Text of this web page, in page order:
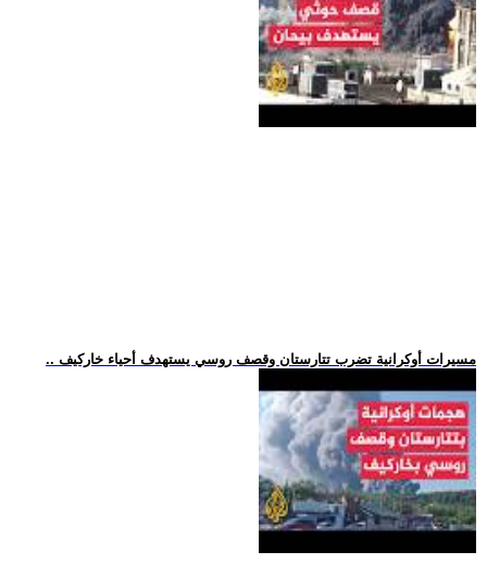
.. مسيرات أوكرانية تضرب تتارستان وقصف روسي يستهدف أحياء خاركيف